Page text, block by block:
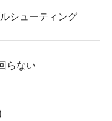
シューティング
らない